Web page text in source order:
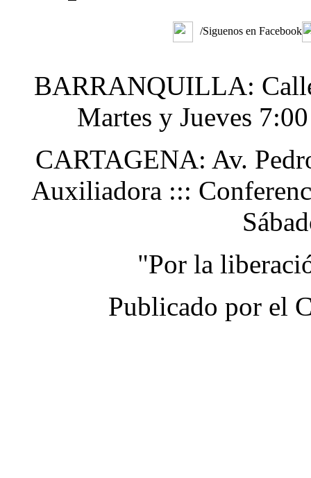
/Siguenos en Facebook
BARRANQUILLA:
Martes y Jueves
CARTAGENA: Av.
Auxiliadora :::
"Por la
Publicado por el